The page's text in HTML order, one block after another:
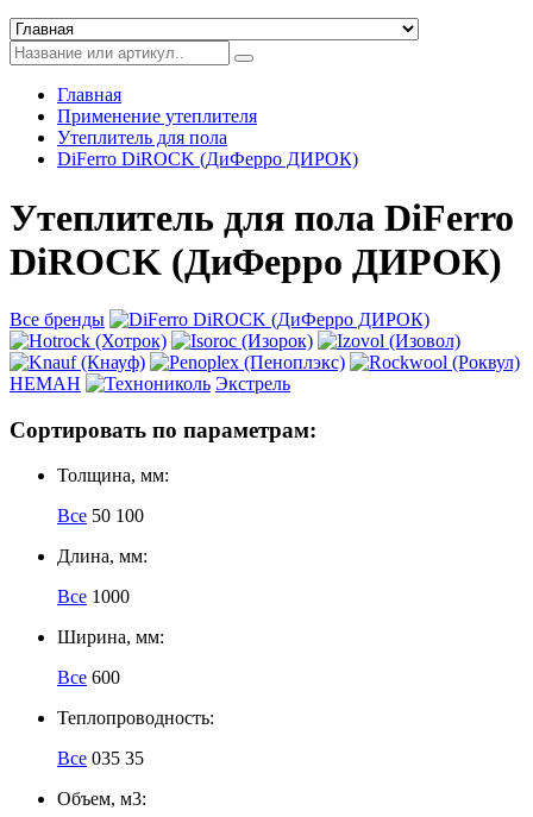
Главная
Применение утеплителя
Утеплитель для пола
DiFerro DiROCK (ДиФерро ДИРОК)
Утеплитель для пола DiFerro
DiROCK (ДиФерро ДИРОК)
Все бренды
НЕМАН Экстрель
Сортировать по параметрам:
Толщина, мм:
Все 50 100
Длина, мм:
Все 1000
Ширина, мм:
Все 600
Теплопроводность:
Все 035 35
Объем, м3: